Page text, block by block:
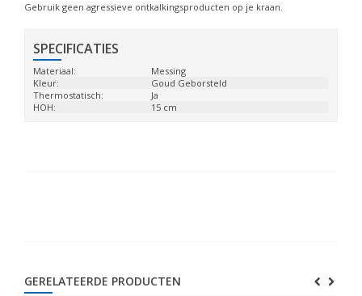
Gebruik geen agressieve ontkalkingsproducten op je kraan.
SPECIFICATIES
Materiaal:
Messing
Kleur:
Goud Geborsteld
Thermostatisch:
Ja
HOH:
15 cm
GERELATEERDE PRODUCTEN